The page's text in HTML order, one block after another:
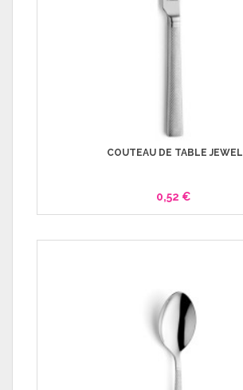
COUTEAU DE TABLE JEWEL
0,52 €